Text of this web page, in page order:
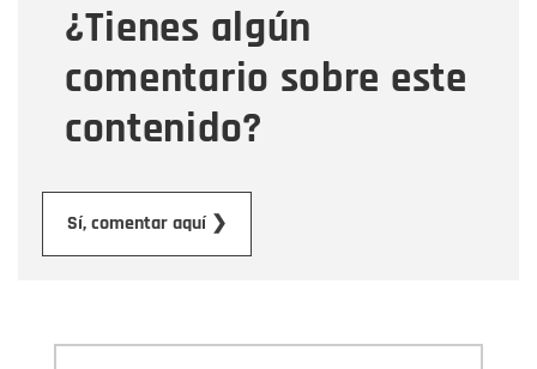
¿Tienes algún
comentario sobre este
contenido?
Sí, comentar aquí ❯
Mensaje